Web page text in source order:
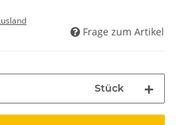
Frage zum Artikel
Stück